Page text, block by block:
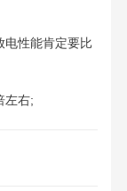
电性能肯定要比
左右;